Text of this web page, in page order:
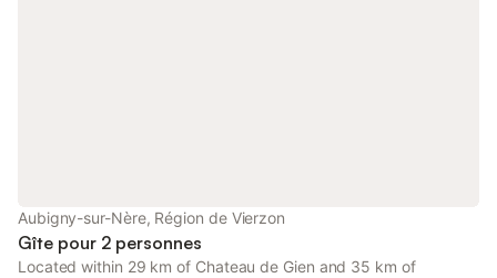
Aubigny-sur-Nère, Région de Vierzon
Gîte pour 2 personnes
Located within 29 km of Chateau de Gien and 35 km of